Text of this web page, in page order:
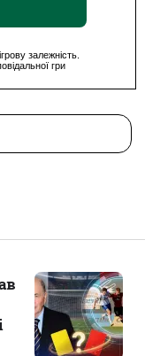
залежність.
гри